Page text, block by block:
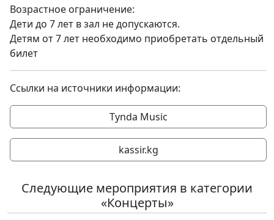
Возрастное ограничение:
Дети до 7 лет в зал не допускаются.
Детям от 7 лет необходимо приобретать отдельный
билет
Ссылки на источники информации:
Tynda Music
kassir.kg
Следующие мероприятия в категории
«Концерты»